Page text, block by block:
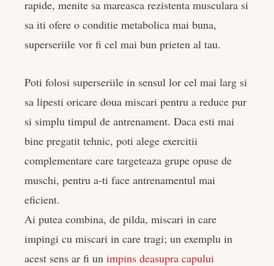
rapide, menite sa mareasca rezistenta musculara si
sa iti ofere o conditie metabolica mai buna,
superseriile vor fi cel mai bun prieten al tau.
Poti folosi superseriile in sensul lor cel mai larg si
sa lipesti oricare doua miscari pentru a reduce pur
si simplu timpul de antrenament. Daca esti mai
bine pregatit tehnic, poti alege exercitii
complementare care targeteaza grupe opuse de
muschi, pentru a-ti face antrenamentul mai
eficient.
Ai putea combina, de pilda, miscari in care
impingi cu miscari in care tragi; un exemplu in
acest sens ar fi un impins deasupra capului